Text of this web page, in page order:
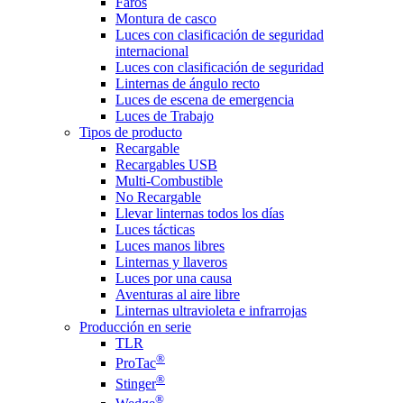
Montura de casco
Luces con clasificación de seguridad
internacional
Luces con clasificación de seguridad
Linternas de ángulo recto
Luces de escena de emergencia
Luces de Trabajo
Tipos de producto
Recargable
Recargables USB
Multi-Combustible
No Recargable
Llevar linternas todos los días
Luces tácticas
Luces manos libres
Linternas y llaveros
Luces por una causa
Aventuras al aire libre
Linternas ultravioleta e infrarrojas
Producción en serie
TLR
ProTac®
Stinger®
®